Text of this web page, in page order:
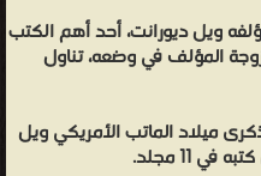
ويل ديورانت، أحد أهم الكتب
المؤلف في وضعه، تناول
ميلاد الماتب الأمريكي ويل
11 مجلد.